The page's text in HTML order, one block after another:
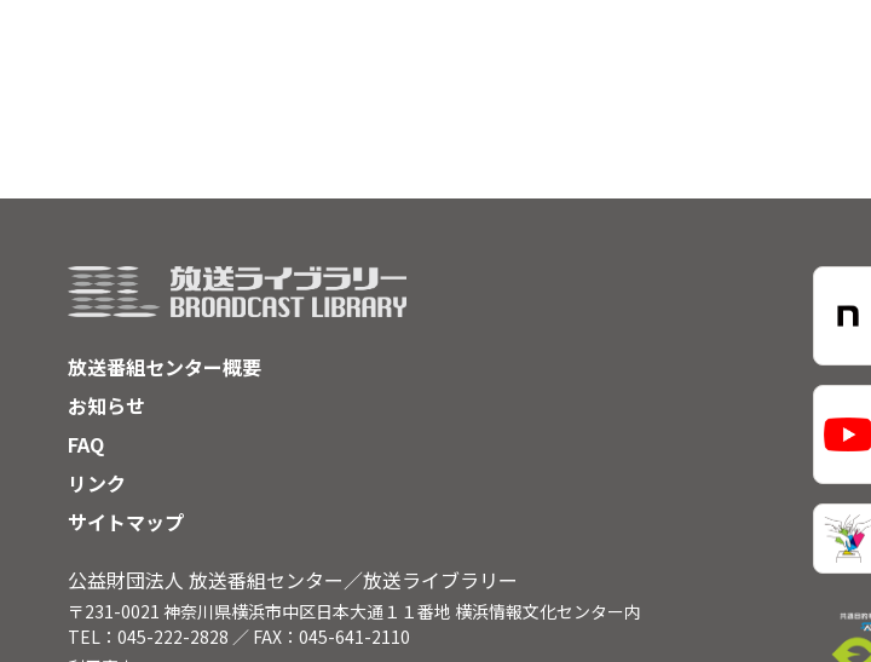
放送番組センター概要
お知らせ
FAQ
リンク
サイトマップ
公益財団法人 放送番組センター／放送ライブラリー
〒231-0021 神奈川県横浜市中区日本大通１１番地 横浜情報文化センター内
TEL：045-222-2828 ／ FAX：045-641-2110